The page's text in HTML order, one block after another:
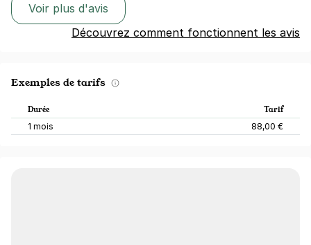
Voir plus d'avis
Découvrez comment fonctionnent les avis
Exemples de tarifs
Durée Tarif
1 mois 88,00 €